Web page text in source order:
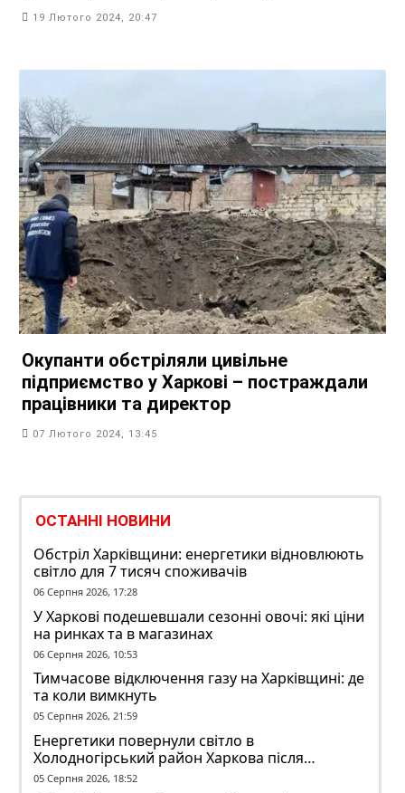
19 Лютого 2024, 20:47
Окупанти обстріляли цивільне
підприємство у Харкові – постраждали
працівники та директор
07 Лютого 2024, 13:45
ОСТАННІ НОВИНИ
Обстріл Харківщини: енергетики відновлюють
світло для 7 тисяч споживачів
06 Серпня 2026, 17:28
У Харкові подешевшали сезонні овочі: які ціни
на ринках та в магазинах
06 Серпня 2026, 10:53
Тимчасове відключення газу на Харківщині: де
та коли вимкнуть
05 Серпня 2026, 21:59
Енергетики повернули світло в
Холодногірський район Харкова після
ворожого обстрілу
05 Серпня 2026, 18:52